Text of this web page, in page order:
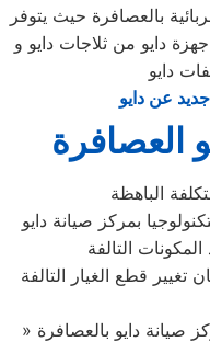
بالعصافرة حيث يتوفر
دايو من ثلاجات دايو و
دايو
عن دايو
العصافرة
الباهظة
بمركز صيانة دايو
التالفة
تغيير قطع الغيار التالفة